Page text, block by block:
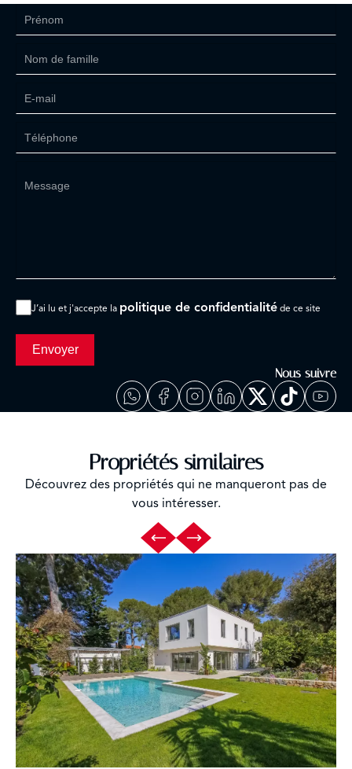
J’ai lu et j'accepte la politique de confidentialité de ce site
Envoyer
Nous suivre
Propriétés similaires
Découvrez des propriétés qui ne manqueront pas de
vous intéresser.